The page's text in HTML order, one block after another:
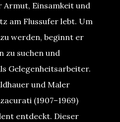
Einsamkeit und
am Flussufer lebt. Um
werden, beginnt er
zu suchen und
Gelegenheitsarbeiter.
und Maler
(1907–1969)
entdeckt. Dieser